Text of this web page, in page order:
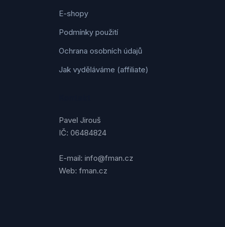
E-shopy
Podmínky použití
Ochrana osobních údajů
Jak vyděláváme (affiliate)
Pavel Jirouš
IČ: 06484824
E-mail: info@fman.cz
Web: fman.cz